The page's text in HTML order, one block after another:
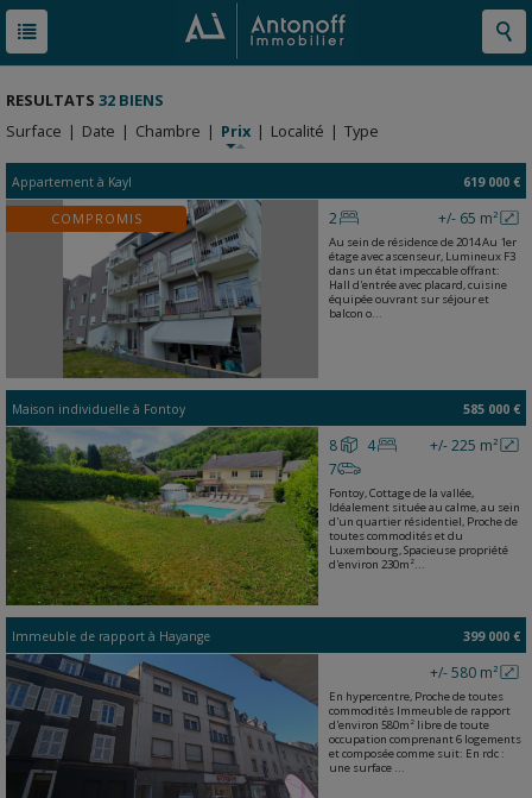
RESULTATS 32 BIENS
Surface | Date | Chambre | Prix | Localité | Type
Appartement à Kayl 619 000 €
COMPROMIS +/- 65 m²
2
Au sein de résidence de 2014 Au 1er
étage avec ascenseur, Lumineux F3
dans un état impeccable offrant:
Hall d'entrée avec placard, cuisine
équipée ouvrant sur séjour et
balcon o...
Maison individuelle à Fontoy 585 000 €
+/- 225 m²
8
4
7
Fontoy, Cottage de la vallée,
Idéalement située au calme, au sein
d'un quartier résidentiel, Proche de
toutes commodités et du
Luxembourg, Spacieuse propriété
d'environ 230m²...
Immeuble de rapport à Hayange 399 000 €
+/- 580 m²
En hypercentre, Proche de toutes
commodités Immeuble de rapport
d'environ 580m² libre de toute
occupation comprenant 6 logements
et composée comme suit: En rdc :
une surface ...